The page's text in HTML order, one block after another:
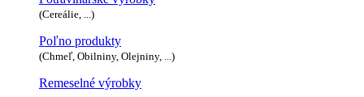
(Cereálie, ...)
Poľno produkty
(Chmeľ, Obilniny, Olejniny, ...)
Remeselné výrobky